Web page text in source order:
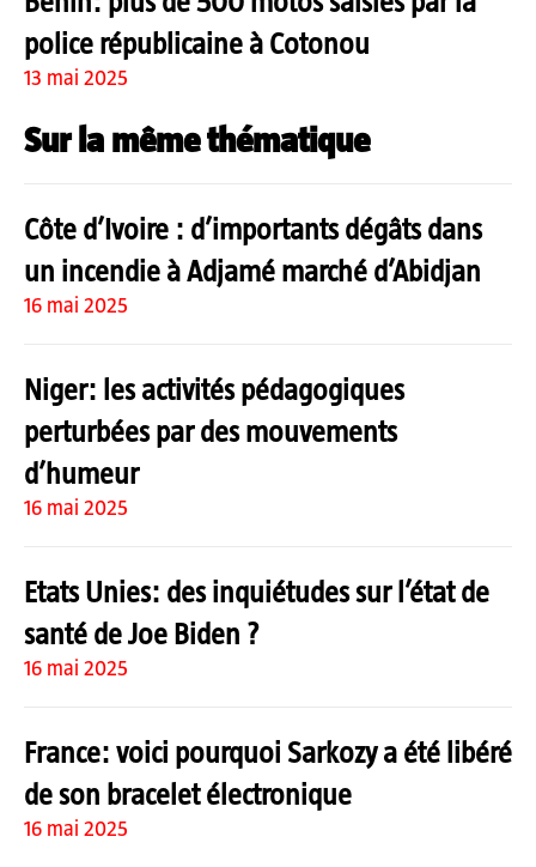
police républicaine à Cotonou
13 mai 2025
Sur la même thématique
Côte d’Ivoire : d’importants dégâts dans
un incendie à Adjamé marché d’Abidjan
16 mai 2025
Niger: les activités pédagogiques
perturbées par des mouvements
d’humeur
16 mai 2025
Etats Unies: des inquiétudes sur l’état de
santé de Joe Biden ?
16 mai 2025
France: voici pourquoi Sarkozy a été libéré
de son bracelet électronique
16 mai 2025